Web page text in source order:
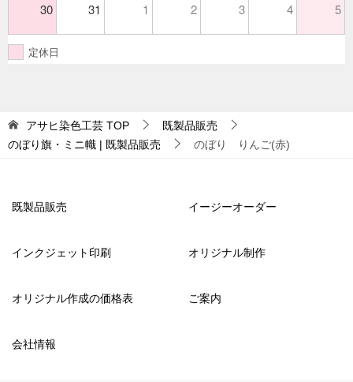
30 31 1 2 3 4 5
定休日
アサヒ染色工芸 TOP
既製品販売
のぼり旗・ミニ幟 | 既製品販売
のぼり りんご(赤)
既製品販売 イージーオーダー
インクジェット印刷 オリジナル制作
オリジナル作成の価格表 ご案内
会社情報